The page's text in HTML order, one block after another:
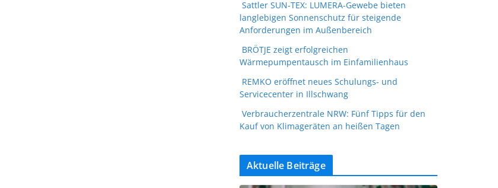
Sattler SUN-TEX: LUMERA-Gewebe bieten
langlebigen Sonnenschutz für steigende
Anforderungen im Außenbereich
BRÖTJE zeigt erfolgreichen
Wärmepumpentausch im Einfamilienhaus
REMKO eröffnet neues Schulungs- und
Servicecenter in Illschwang
Verbraucherzentrale NRW: Fünf Tipps für den
Kauf von Klimageräten an heißen Tagen
Aktuelle Beiträge